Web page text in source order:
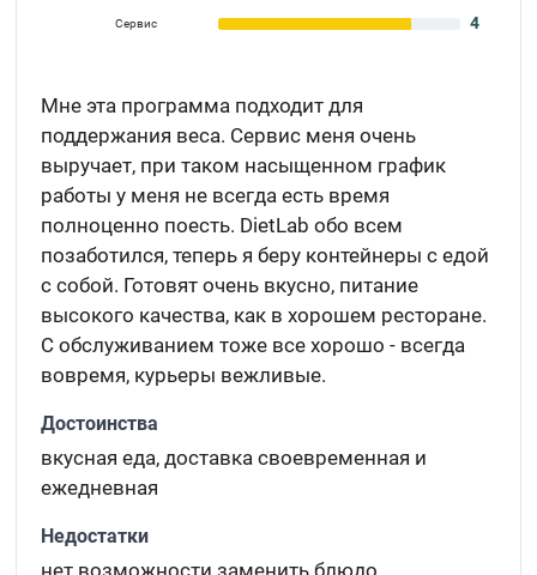
Сервис 4
Мне эта программа подходит для
поддержания веса. Сервис меня очень
выручает, при таком насыщенном график
работы у меня не всегда есть время
полноценно поесть. DietLab обо всем
позаботился, теперь я беру контейнеры с едой
с собой. Готовят очень вкусно, питание
высокого качества, как в хорошем ресторане.
С обслуживанием тоже все хорошо - всегда
вовремя, курьеры вежливые.
Достоинства
вкусная еда, доставка своевременная и
ежедневная
Недостатки
нет возможности заменить блюдо